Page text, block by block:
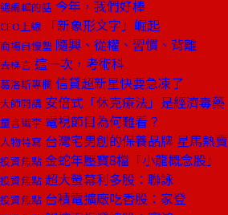
總編輯的話 今年，我們好棒
CEO上線 「新象形文字」崛起
商場自慢塾 隨興、從權、習慣、背離
去梯言 這一次，考術科
葛洛斯專欄 信貸超新星快要急凍了
大師開講 安倍式「休克療法」是經濟毒藥
童言識李 電視節目為何難看？
人物特寫 台灣宅男創的保養品牌 星馬熱賣
投資焦點 金蛇年壓寶8檔「小龍概念股」
投資焦點 超大螢幕利多股：聯詠
投資焦點 台積電擴廠吃香股：家登